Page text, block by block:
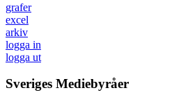
grafer
excel
arkiv
logga in
logga ut
Sveriges Mediebyråer